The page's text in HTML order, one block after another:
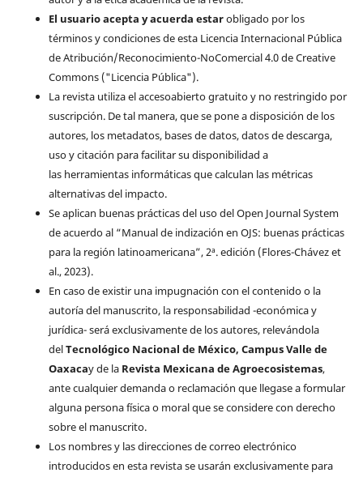
El usuario acepta y acuerda estarobligado por los
términos y condiciones de esta Licencia Internacional Pública
de Atribución/Reconocimiento-NoComercial 4.0 de Creative
Commons ("Licencia Pública").
La revista utiliza el accesoabierto gratuito y no restringido por
suscripción. De tal manera, que se pone a disposición de los
autores, los metadatos, bases de datos, datos de descarga,
uso y citación para facilitar su disponibilidad a
las herramientas informáticas que calculan las métricas
alternativas del impacto.
Se aplican buenas prácticas del uso del Open Journal System
de acuerdo al “Manual de indización en OJS: buenas prácticas
para la región latinoamericana”, 2ª. edición (Flores-Chávez et
al., 2023).
En caso de existir una impugnación con el contenido o la
autoría del manuscrito, la responsabilidad -económica y
jurídica- será exclusivamente de los autores, relevándola
delTecnológico Nacional de México, Campus Valle de
Oaxacay de la Revista Mexicana de Agroecosistemas,
ante cualquier demanda o reclamación que llegase a formular
alguna persona física o moral que se considere con derecho
sobre el manuscrito.
Los nombres y las direcciones de correo electrónico
introducidos en esta revista se usarán exclusivamente para